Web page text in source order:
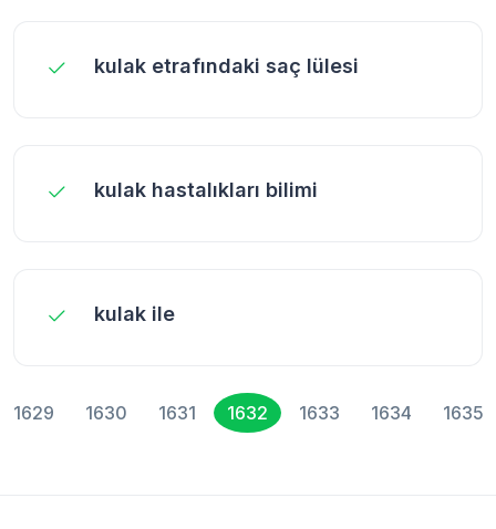
kulak etrafındaki saç lülesi
kulak hastalıkları bilimi
kulak ile
1629 1630 1631 1632 1633 1634 1635